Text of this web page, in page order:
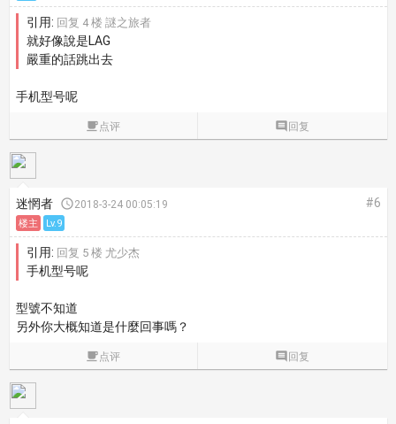
引用: 回复 4 楼 謎之旅者
就好像說是LAG
嚴重的話跳出去
手机型号呢
点评  回复
迷惘者 2018-3-24 00:05:19 #6
楼主 Lv.9
引用: 回复 5 楼 尤少杰
手机型号呢
型號不知道
另外你大概知道是什麼回事嗎？
点评  回复